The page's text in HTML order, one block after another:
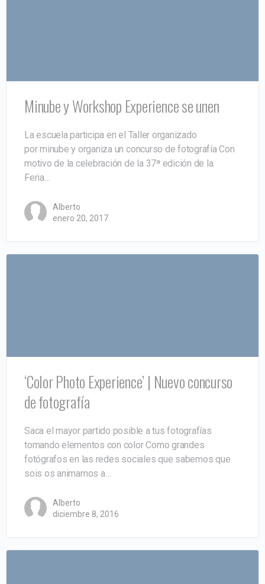
Minube y Workshop Experience se unen
La escuela participa en el Taller organizado
por minube y organiza un concurso de fotografía Con
motivo de la celebración de la 37ª edición de la
Feria…
Alberto
enero 20, 2017
‘Color Photo Experience’ | Nuevo concurso
de fotografía
Saca el mayor partido posible a tus fotografías
tomando elementos con color Como grandes
fotógrafos en las redes sociales que sabemos que
sois os animamos a…
Alberto
diciembre 8, 2016